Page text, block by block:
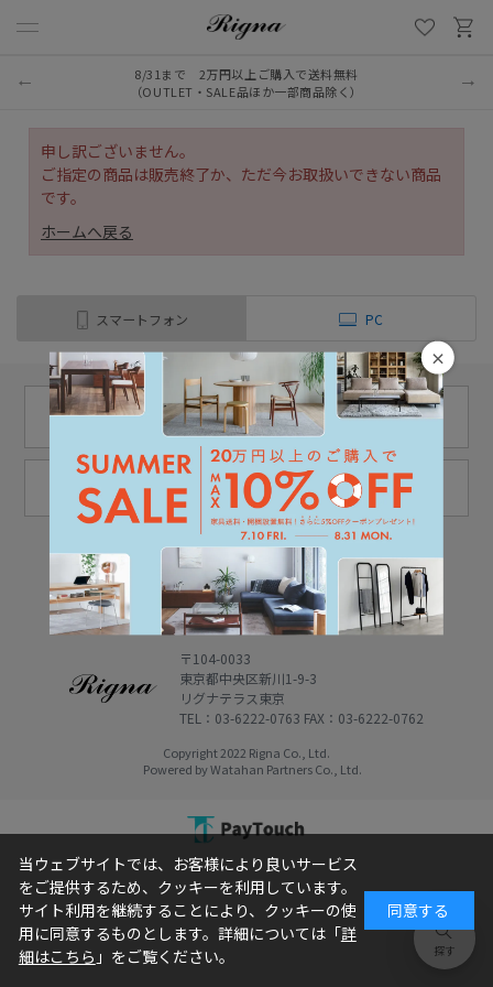
×
8/31まで 2万円以上ご購入で送料無料
（OUTLET・SALE品ほか一部商品除く）
申し訳ございません。
ご指定の商品は販売終了か、ただ今お取扱いできない商品
です。
ホームへ戻る
スマートフォン PC
03-6222-0763
11:00 - 18:00
（土日定休）
お問い合わせ
会社概要 利用規約 特定商取引表記 プライバシーポリシー
〒104-0033
東京都中央区新川1-9-3
リグナテラス東京
TEL：03-6222-0763 FAX：03-6222-0762
Copyright 2022 Rigna Co., Ltd.
Powered by Watahan Partners Co., Ltd.
当ウェブサイトでは、お客様により良いサービス
をご提供するため、クッキーを利用しています。
サイト利用を継続することにより、クッキーの使
用に同意するものとします。詳細については「詳
細はこちら 」をご覧ください。
同意する